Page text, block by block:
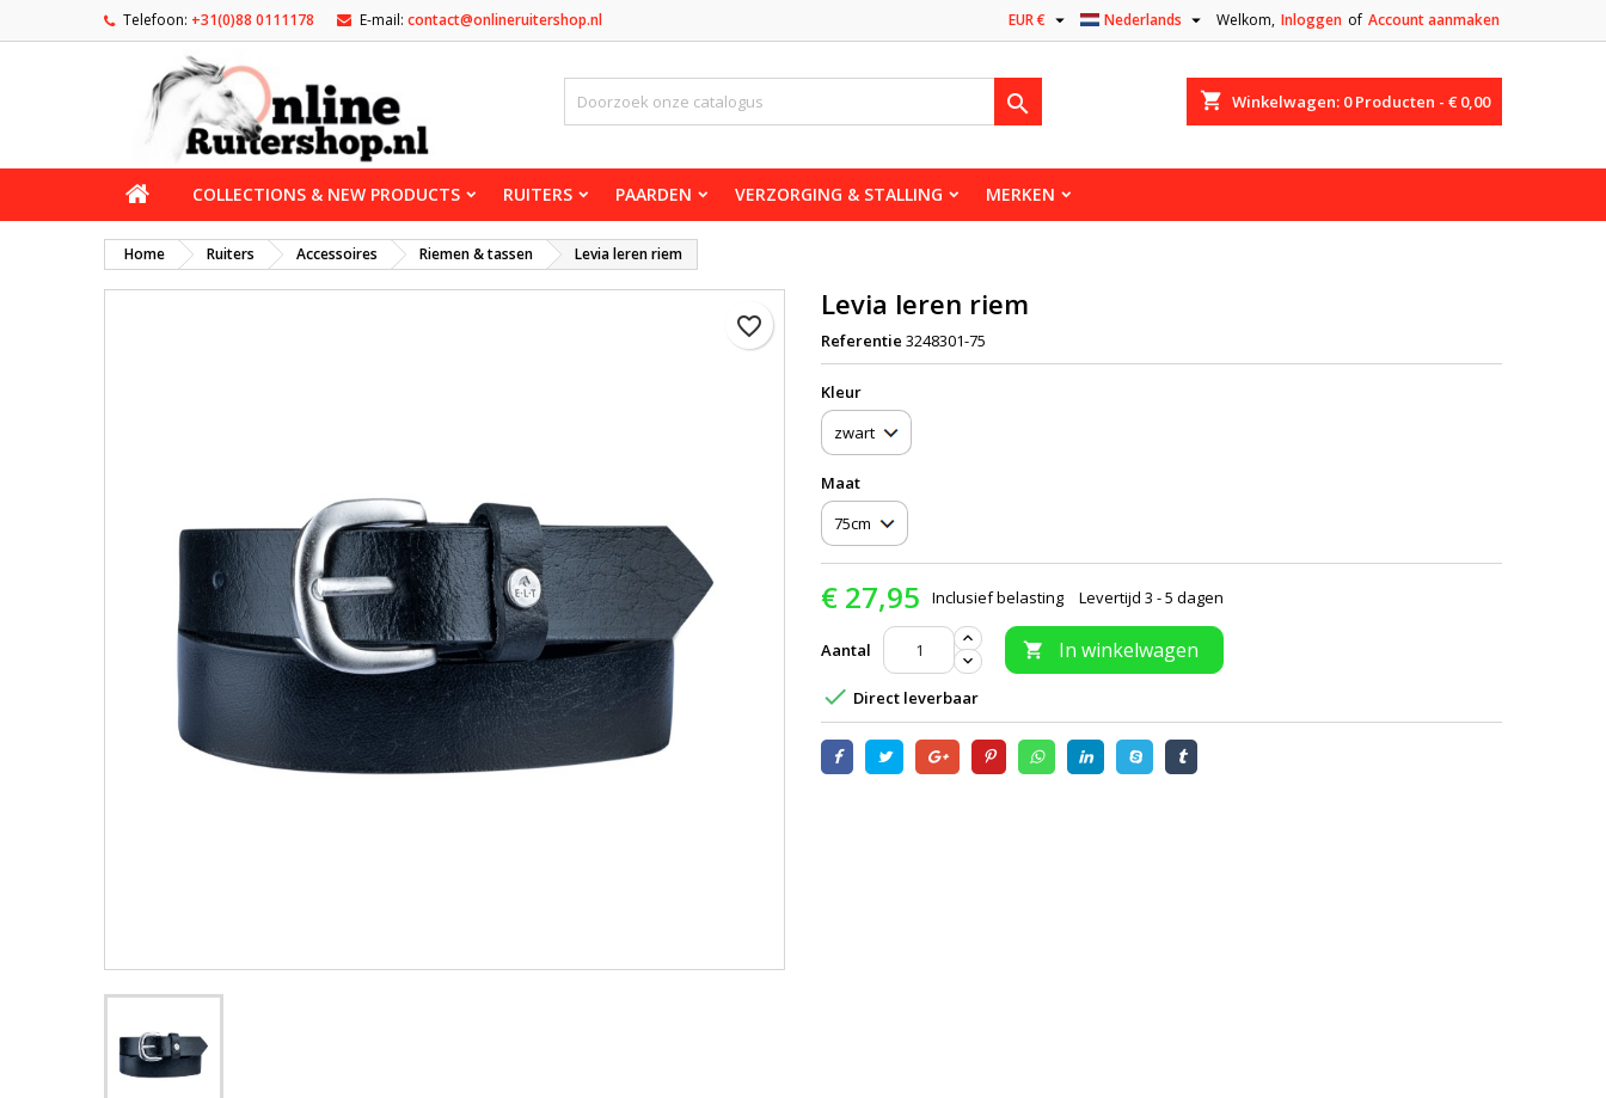
Telefoon: +31(0)88 0111178 E-mail: contact@onlineruitershop.nl Welkom, Inloggen of Account aanmaken
Nederlands 
EUR € 
shopping_cart Winkelwagen: 0Producten - € 0,00

COLLECTIONS & NEW PRODUCTS RUITERS PAARDEN VERZORGING & STALLING MERKEN
Home Ruiters Accessoires Riemen & tassen Levia leren riem
favorite_border
Levia leren riem
Referentie 3248301-75
Kleur
Maat
€ 27,95 Inclusief belasting Levertijd 3 - 5 dagen
Aantal  In winkelwagen
 Direct leverbaar